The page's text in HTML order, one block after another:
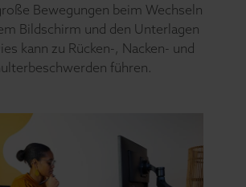
Bewegungen beim Wechseln
Bildschirm und den Unterlagen
kann zu Rücken-, Nacken- und
führen.